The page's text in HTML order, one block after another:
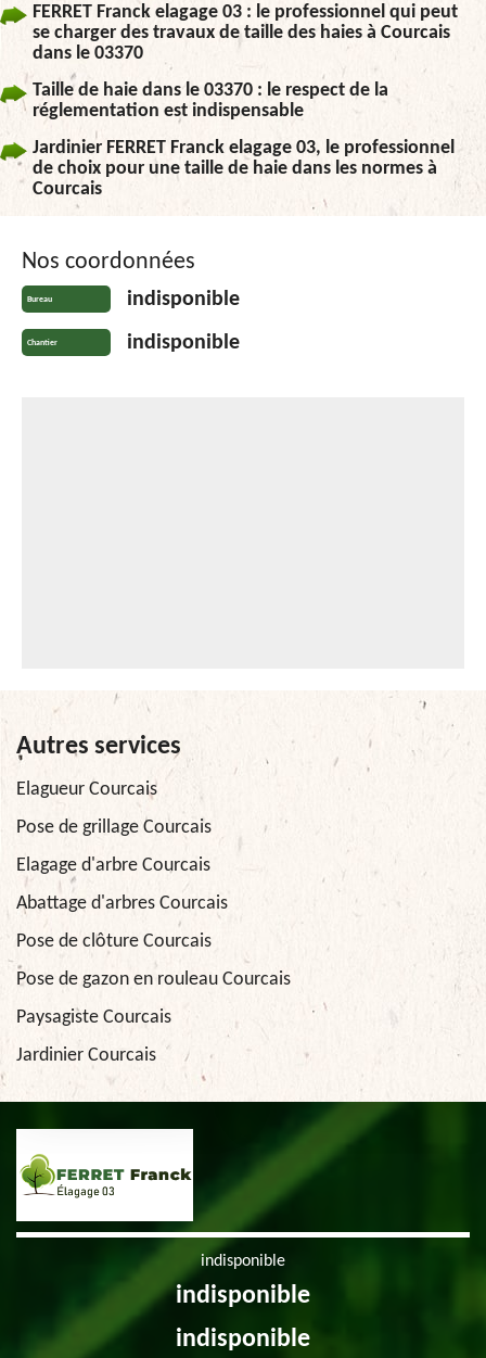
FERRET Franck elagage 03 : le professionnel qui peut
se charger des travaux de taille des haies à Courcais
dans le 03370
Taille de haie dans le 03370 : le respect de la
réglementation est indispensable
Jardinier FERRET Franck elagage 03, le professionnel
de choix pour une taille de haie dans les normes à
Courcais
Nos coordonnées
Bureau indisponible
Chantier indisponible
Autres services
Elagueur Courcais
Pose de grillage Courcais
Elagage d'arbre Courcais
Abattage d'arbres Courcais
Pose de clôture Courcais
Pose de gazon en rouleau Courcais
Paysagiste Courcais
Jardinier Courcais
indisponible
indisponible
indisponible